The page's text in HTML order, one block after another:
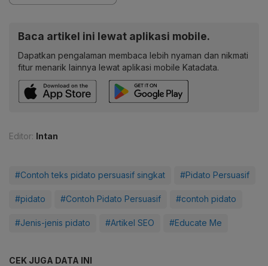
Baca artikel ini lewat aplikasi mobile.
Dapatkan pengalaman membaca lebih nyaman dan nikmati
fitur menarik lainnya lewat aplikasi mobile Katadata.
Editor: Intan
#Contoh teks pidato persuasif singkat #Pidato Persuasif
#pidato #Contoh Pidato Persuasif #contoh pidato
#Jenis-jenis pidato #Artikel SEO #Educate Me
CEK JUGA DATA INI